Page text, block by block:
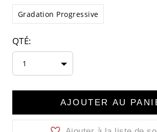
Gradation Progressive
QTÉ:
1
AJOUTER AU